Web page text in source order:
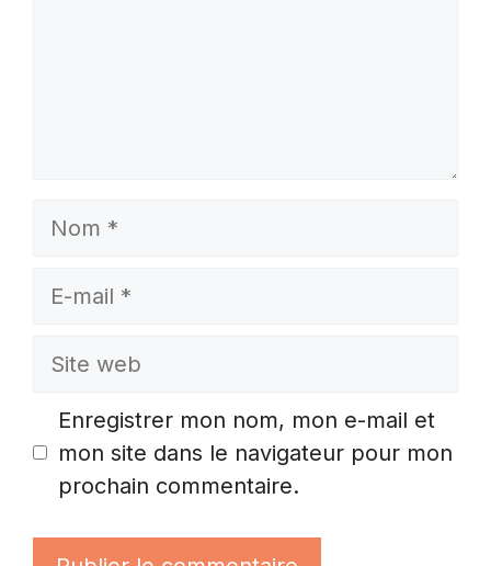
Nom
E-
Site
Enregistrer mon nom, mon e-mail et
mon site dans le navigateur pour mon
prochain commentaire.